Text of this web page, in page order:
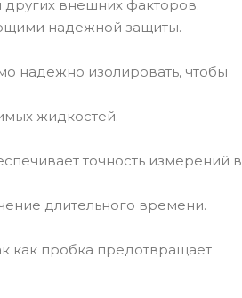
внешних факторов.
надежной защиты.
надежно изолировать, чтобы
жидкостей.
точность измерений в
длительного времени.
как пробка предотвращает